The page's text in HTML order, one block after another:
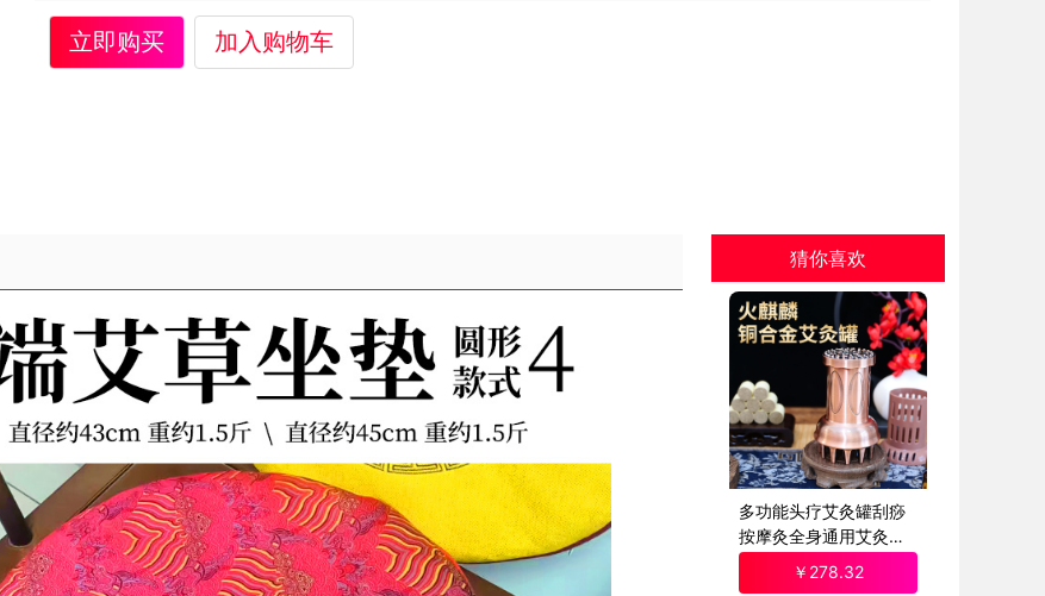
立即购买 加入购物车
猜你喜欢
多功能头疗艾灸罐刮痧
按摩灸全身通用艾灸盒
家用熏蒸仪器具美容院
￥ 278.32